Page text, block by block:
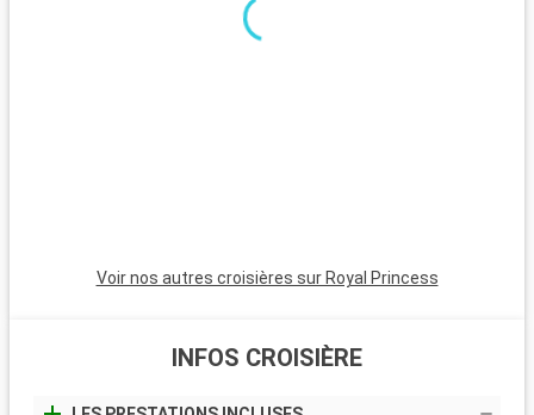
Voir nos autres croisières sur Royal Princess
INFOS CROISIÈRE